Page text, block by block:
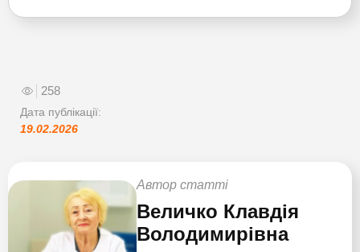
258
Дата публікації:
19.02.2026
Автор статті
Величко Клавдія
Володимирівна